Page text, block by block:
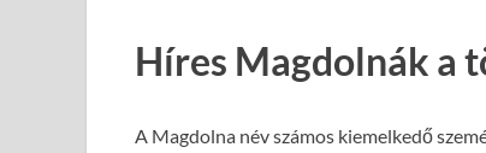
Híres Magdolnák a
A Magdolna név számos kiemelkedő